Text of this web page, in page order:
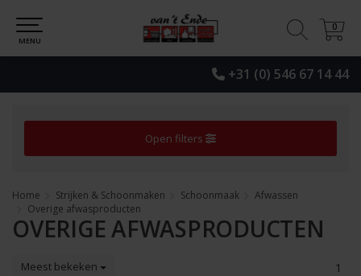
+31 (0) 546 67 14 44
0
0
MENU
Open filters
Home Strijken & Schoonmaken Schoonmaak
Afwassen
Overige afwasproducten
OVERIGE AFWASPRODUCTEN
Meest bekeken 1